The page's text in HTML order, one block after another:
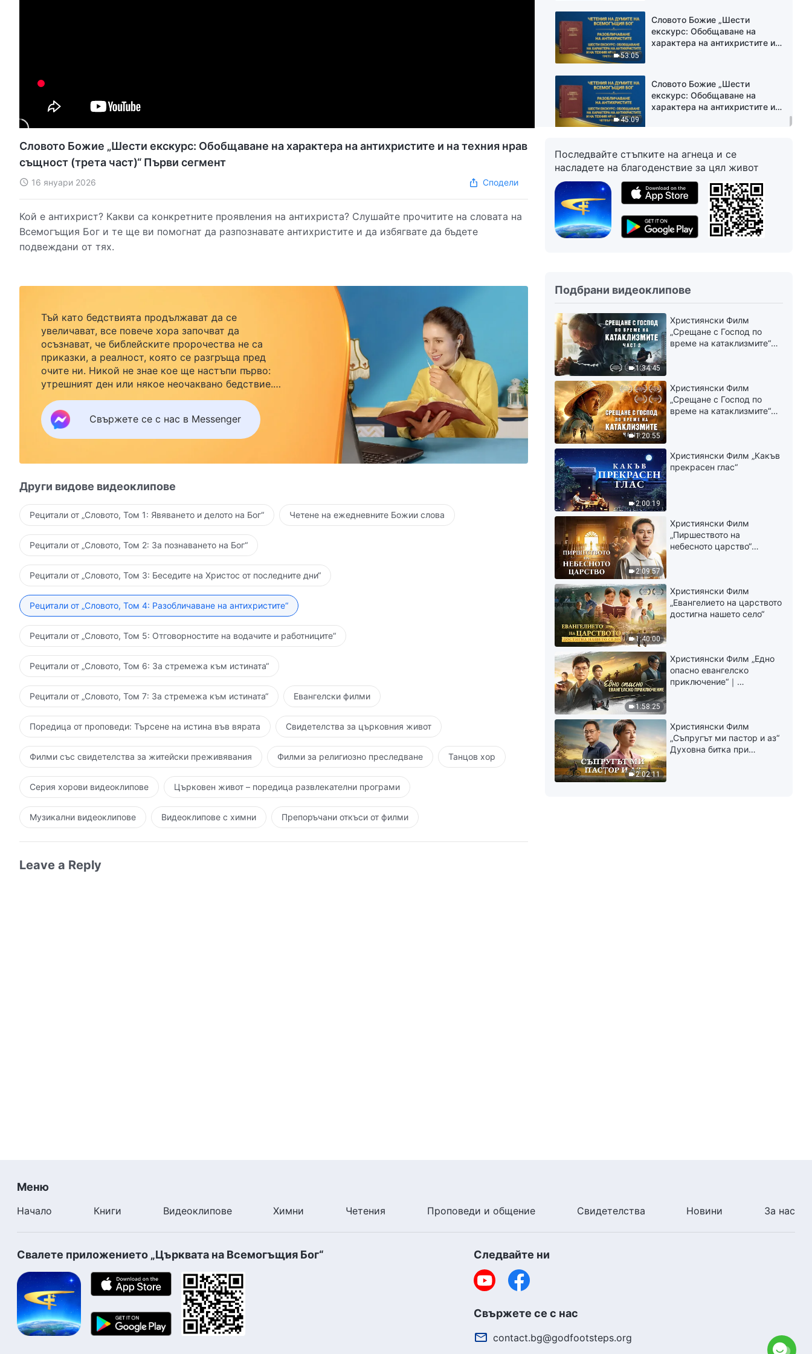
53:05
Словото Божие „Шести
екскурс: Обобщаване на
характера на антихристите и
45:09
Словото Божие „Шести
екскурс: Обобщаване на
характера на антихристите и
Словото Божие „Шести екскурс: Обобщаване на характера на антихристите и на техния нрав
същност (трета част)“ Първи сегмент
16 януари 2026 Сподели
Кой е антихрист? Какви са конкретните проявления на антихриста? Слушайте прочитите на словата на
Всемогъщия Бог и те ще ви помогнат да разпознавате антихристите и да избягвате да бъдете
подвеждани от тях.
Тъй като бедствията продължават да се
увеличават, все повече хора започват да
осъзнават, че библейските пророчества не са
приказки, а реалност, която се разгръща пред
очите ни. Никой не знае кое ще настъпи първо:
утрешният ден или някое неочаквано бедствие.
Господ със семейството си и да намерите
безопасност под Божията закрила, кликнете
върху Messenger, за да се присъедините към
Свържете се с нас в Messenger
Други видове видеоклипове
Рецитали от „Словото, Том 1: Явяването и делото на Бог“ Четене на ежедневните Божии слова
Рецитали от „Словото, Том 2: За познаването на Бог“
Рецитали от „Словото, Том 3: Беседите на Христос от последните дни“
Рецитали от „Словото, Том 4: Разобличаване на антихристите“
Рецитали от „Словото, Том 5: Отговорностите на водачите и работниците“
Рецитали от „Словото, Том 6: За стремежа към истината“
Рецитали от „Словото, Том 7: За стремежа към истината“ Евангелски филми
Поредица от проповеди: Търсене на истина във вярата Свидетелства за църковния живот
Филми със свидетелства за житейски преживявания Филми за религиозно преследване Танцов хор
Серия хорови видеоклипове Църковен живот – поредица развлекателни програми
Музикални видеоклипове Видеоклипове с химни Препоръчани откъси от филми
Leave a Reply
Последвайте стъпките на агнеца и се
насладете на благоденствие за цял живот
Подбрани видеоклипове
1:34:45
Християнски Филм
„Срещане с Господ по
време на катаклизмите“
1:20:55
Християнски Филм
„Срещане с Господ по
време на катаклизмите“
2:00:19
Християнски Филм „Какъв
прекрасен глас“
2:09:57
Християнски Филм
„Пиршеството на
небесното царство“
1:40:00
Християнски Филм
„Евангелието на царството
достигна нашето село“
1:58:25
Християнски Филм „Едно
опасно евангелско
приключение“｜
Исус
2:02:11
Християнски Филм
„Съпругът ми пастор и аз“
Духовна битка при
Меню
Начало Книги Видеоклипове Химни Четения Проповеди и общение Свидетелства Новини За нас
Свалете приложението „Църквата на Всемогъщия Бог“ Следвайте ни
Свържете се с нас
contact.bg@godfootsteps.org